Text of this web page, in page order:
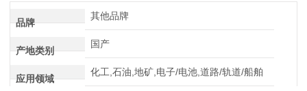
品牌
其他品牌
产地类别
国产
应用领域
化工,石油,地矿,电子/电池,道路/轨道/船舶